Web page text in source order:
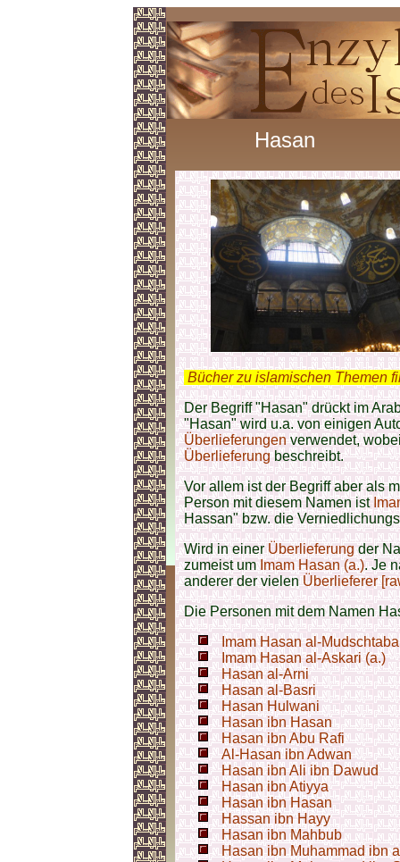
Hasan
Bücher zu islamischen Themen
Der Begriff "Hasan" drückt im
"Hasan" wird u.a. von einigen
Überlieferungenverwendet,
Überlieferungbeschreibt.
Vor allem ist der Begriff aber als
Person mit diesem Namen ist
Hassan" bzw. die
Wird in einerÜberlieferungder
zumeist umImam Hasan (a.). Je
anderer der vielenÜberlieferer
Die Personen mit dem Namen
Imam Hasan al-
Imam Hasan al-Askari (a.)
Hasan al-Arni
Hasan al-Basri
Hasan Hulwani
Hasan ibn Hasan
Hasan ibn Abu Rafi
Al-Hasan ibn Adwan
Hasan ibn Ali ibn Dawud
Hasan ibn Atiyya
Hasan ibn Hasan
Hassan ibn Hayy
Hasan ibn Mahbub
Hasan ibn Muhammad ibn